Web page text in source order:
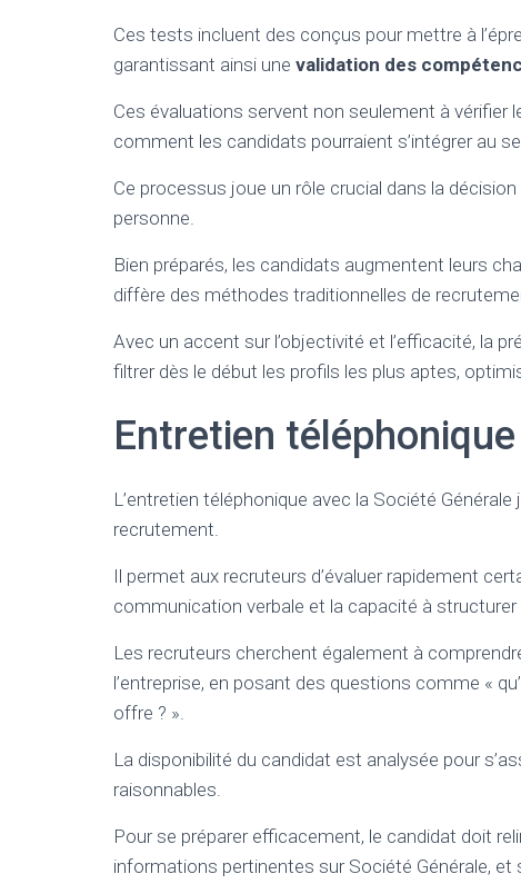
Ces tests incluent des conçus pour mettre à
garantissant ainsi une validation des
Ces évaluations servent non seulement à vérifier
comment les candidats pourraient s’intégrer au
Ce processus joue un rôle crucial dans la
personne.
Bien préparés, les candidats augmentent leurs
diffère des méthodes traditionnelles de
Avec un accent sur l’objectivité et l’efficacité, la
filtrer dès le début les profils les plus aptes,
Entretien téléphonique
L’entretien téléphonique avec la Société
recrutement.
Il permet aux recruteurs d’évaluer rapidement
communication verbale et la capacité à
Les recruteurs cherchent également à
l’entreprise, en posant des questions comme «
offre ? ».
La disponibilité du candidat est analysée pour
raisonnables.
Pour se préparer efficacement, le candidat doit
informations pertinentes sur Société Générale, et